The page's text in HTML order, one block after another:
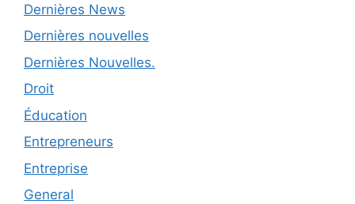
Dernières News
Dernières nouvelles
Dernières Nouvelles.
Droit
Éducation
Entrepreneurs
Entreprise
General